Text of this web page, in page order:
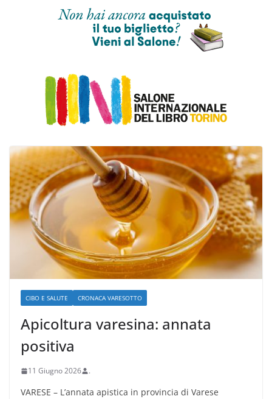
CIBO E SALUTE CRONACA VARESOTTO
Apicoltura varesina: annata
positiva
11 Giugno 2026 .
VARESE – L’annata apistica in provincia di Varese